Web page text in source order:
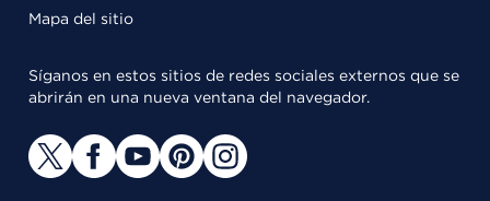
Mapa del sitio
Síganos en estos sitios de redes sociales externos que se
abrirán en una nueva ventana del navegador.